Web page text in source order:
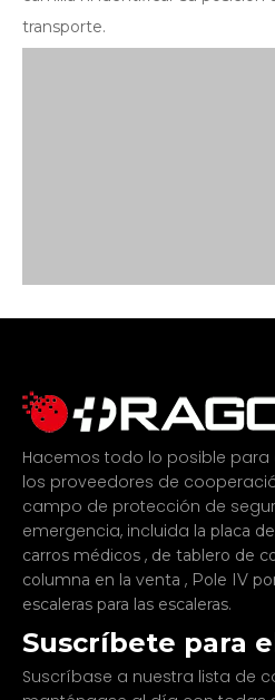
transporte.
4. Los riesgos de no
columna con el
cabeza
La tabla de elevación fija con el
Hacemos todo lo posible para
los proveedores de
campo de protección de
emergencia, incluida la placa
carros médicos , de tablero de
columna en la venta , Pole IV
escaleras para las escaleras.
Suscríbete para
Suscríbase a nuestra lista de